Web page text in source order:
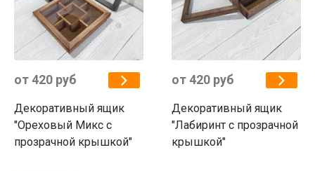
от 420 руб
Декоративный ящик
"Ореховый Микс с
прозрачной крышкой"
от 420 руб
Декоративный ящик
"Лабиринт с прозрачной
крышкой"